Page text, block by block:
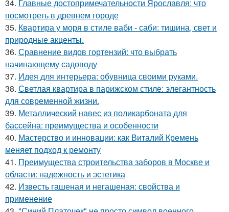
34. Главные достопримечательности Ярославля: что
посмотреть в древнем городе
35. Квартира у моря в стиле ваби - саби: тишина, свет и
природные акценты.
36. Сравнение видов гортензий: что выбрать
начинающему садоводу
37. Идея для интерьера: обувница своими руками.
38. Светлая квартира в парижском стиле: элегантность
для современной жизни.
39. Металлический навес из поликарбоната для
бассейна: преимущества и особенности
40. Мастерство и инновации: как Виталий Кремень
меняет подход к ремонту
41. Преимущества строительства заборов в Москве и
области: надежность и эстетика
42. Известь гашеная и негашеная: свойства и
применение